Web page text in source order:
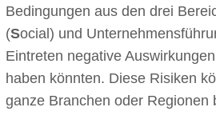
Bedingungen aus den drei
(Social) und
Eintreten negative
haben könnten. Diese Risiken
ganze Branchen oder Regionen